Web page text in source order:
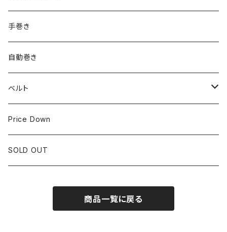
ROLEX
SEIKO
CITIZEN
~24.9mm
25mm~29.9mm
30mm~34.9mm
35mm~39.9mm
40mm~
手巻き
自動巻き
ベルト
HIRSCHベルト
SSブレスレット
Price Down
SOLD OUT
商品一覧に戻る